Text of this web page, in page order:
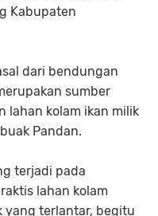
Kabupaten
dari bendungan
sumber
lahan kolam ikan milik
Pandan.
terjadi pada
lahan kolam
yang terlantar, begitu